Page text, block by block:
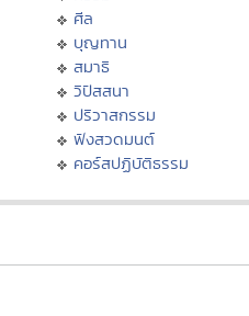
ศีล
บุญทาน
สมาธิ
วิปัสสนา
ปริวาสกรรม
ฟังสวดมนต์
คอร์สปฏิบัติธรรม